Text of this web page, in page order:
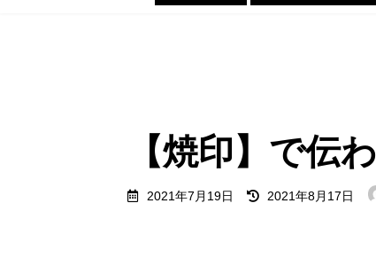
【焼印】で伝
2021年7月19日
最
終
2021年8月17日